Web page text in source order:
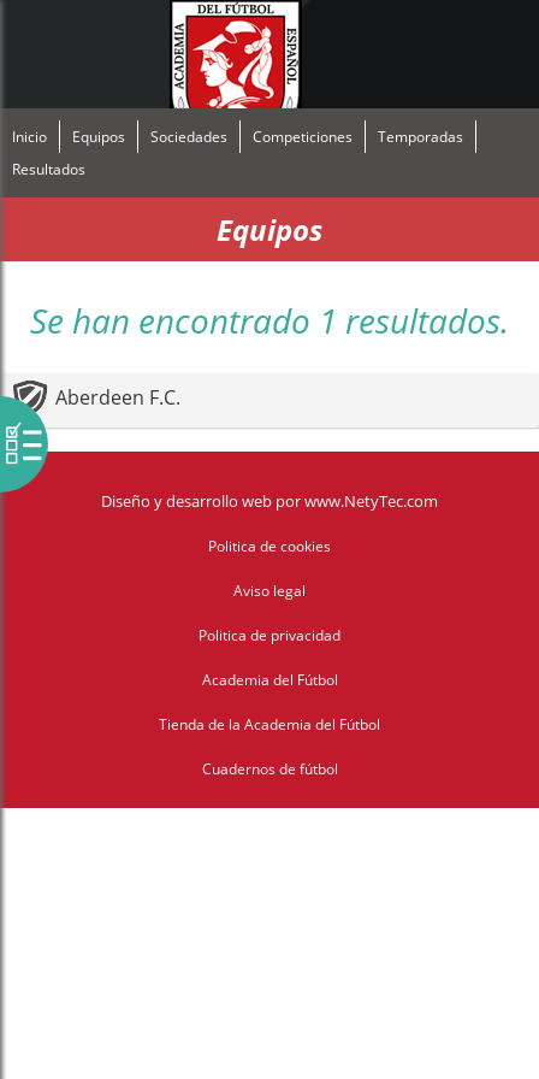
Inicio Equipos Sociedades Competiciones
Temporadas
Resultados
Equipos
Se han encontrado 1 resultados.
Aberdeen F.C.
Diseño y desarrollo web porwww.NetyTec.com
Politica de cookies
Aviso legal
Politica de privacidad
Academia del Fútbol
Tienda de la Academia del Fútbol
Cuadernos de fútbol